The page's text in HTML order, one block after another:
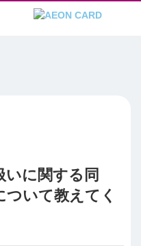
いに関する同
いて教えてく